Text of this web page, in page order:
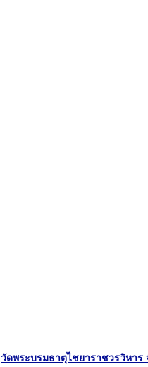
วัดพระบรมธาตุไชยาราชวรวิหาร